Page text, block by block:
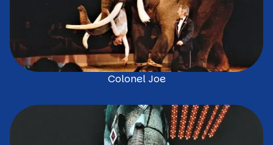
Colonel Joe